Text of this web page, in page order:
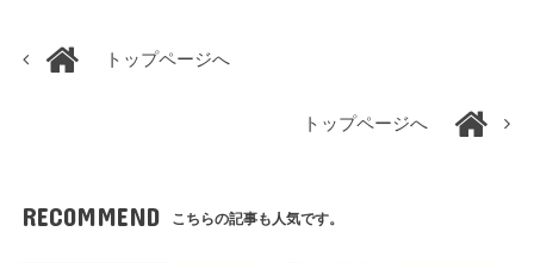
トップページへ
トップページへ
RECOMMEND こちらの記事も人気です。